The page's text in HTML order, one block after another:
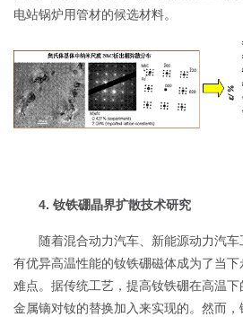
电站锅炉用管材的候选材料。
4. 钕铁硼晶界扩散技术研究
随着混合动力汽车、新能源动力汽
有优异高温性能的钕铁硼磁体成为了当
难点。据传统工艺，提高钕铁硼在高温
金属镝对钕的替换加入来实现的。然而